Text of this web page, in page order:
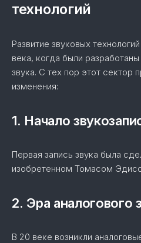
технологий
Развитие звуковых
века, когда были
звука. С тех пор этот сектор
изменения:
1. Начало
Первая запись звука была
изобретенном Томасом
2. Эра аналогового
В 20 веке возникли